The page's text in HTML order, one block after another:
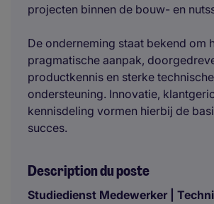
projecten binnen de bouw- en
De onderneming staat bekend om
pragmatische aanpak,
productkennis en sterke technische
ondersteuning. Innovatie,
kennisdeling vormen hierbij de
succes.
Description du poste
Studiedienst Medewerker |